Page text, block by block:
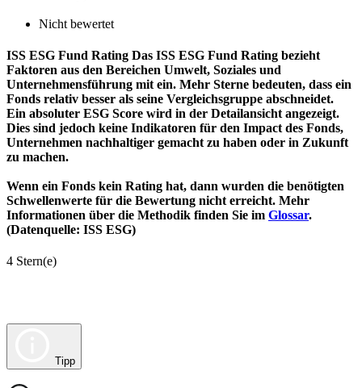
Nicht bewertet
ISS ESG Fund Rating Das ISS ESG Fund Rating bezieht
Faktoren aus den Bereichen Umwelt, Soziales und
Unternehmensführung mit ein. Mehr Sterne bedeuten, dass ein
Fonds relativ besser als seine Vergleichsgruppe abschneidet.
Ein absoluter ESG Score wird in der Detailansicht angezeigt.
Dies sind jedoch keine Indikatoren für den Impact des Fonds,
Unternehmen nachhaltiger gemacht zu haben oder in Zukunft
zu machen.
Wenn ein Fonds kein Rating hat, dann wurden die benötigten
Schwellenwerte für die Bewertung nicht erreicht. Mehr
Informationen über die Methodik finden Sie im Glossar.
(Datenquelle: ISS ESG)
4 Stern(e)
Tipp